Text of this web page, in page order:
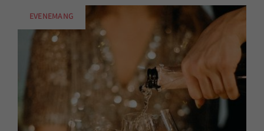
EVENEMANG